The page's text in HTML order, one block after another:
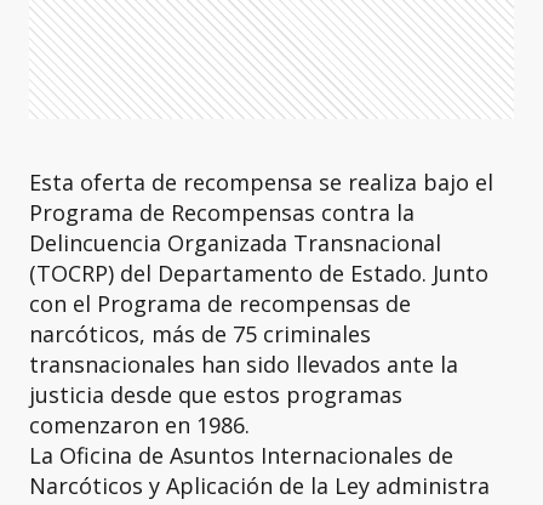
Esta oferta de recompensa se realiza bajo el
Programa de Recompensas contra la
Delincuencia Organizada Transnacional
(TOCRP) del Departamento de Estado. Junto
con el Programa de recompensas de
narcóticos, más de 75 criminales
transnacionales han sido llevados ante la
justicia desde que estos programas
comenzaron en 1986.
La Oficina de Asuntos Internacionales de
Narcóticos y Aplicación de la Ley administra